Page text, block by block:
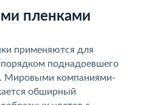
пленками
применяются для
поднадоевшего
Мировыми компаниями-
обширный